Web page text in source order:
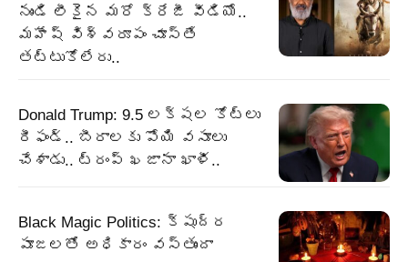
నుండి లీకైన మరో క్రేజీ వీడియో..
మహేష్ విశ్వరూపం చూస్తే
తట్టుకోలేరు..
Donald Trump: 9.5 లక్షల కోట్లు
రీఫండ్‌.. బీరాలకు పోయి వసూలు
చేశాడు.. ట్రంప్‌ ఖజానా ఖాళీ..
Black Magic Politics: క్షుద్ర
పూజలతో అధికారం వస్తుందా